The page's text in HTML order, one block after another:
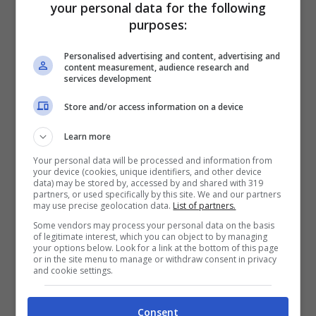
questo periodo rinchiusa in un carcere
affrontare il processo. Soltanto alcune
settimane fa, gli avvocati della donna
domiciliari
dura detenzione alla quale era sottoposta.
Ora la svolta, l’elezione al Parlamento
europeo chele apre la porta all’immunità
parlamentaree forse anche al ritorno in
Italia e un processo che al quel punto
potrebbe svolgersi nel nostro paese. In
your personal data for the following
purposes:
Personalised advertising and content, advertising and
content measurement, audience research and
services development
Store and/or access information on a device
Learn more
Your personal data will be processed and information from
your device (cookies, unique identifiers, and other device
data) may be stored by, accessed by and shared with 319
partners, or used specifically by this site. We and our partners
may use precise geolocation data. List of partners.
Some vendors may process your personal data on the basis
of legitimate interest, which you can object to by managing
your options below. Look for a link at the bottom of this page
or in the site menu to manage or withdraw consent in privacy
and cookie settings.
Consent